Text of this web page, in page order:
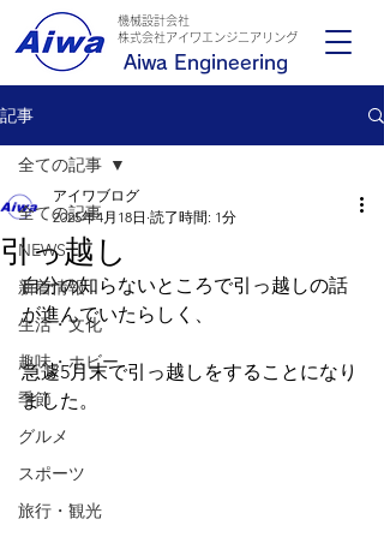
Aiwa Engineering
機械設計会社
​株式会社アイワエンジニアリング
記事
全ての記事
NEWS
新着情報
生活・文化
趣味・ホビー
季節
グルメ
スポーツ
旅行・観光
全ての記事
引っ越し
アイワブログ
2025年4月18日 読了時間: 1分
自分の知らないところで引っ越しの話
が進んでいたらしく、
急遽5月末で引っ越しをすることになり
ました。